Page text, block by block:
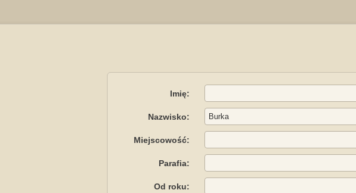
Imię:
Nazwisko:
Miejscowość:
Parafia:
Od roku: